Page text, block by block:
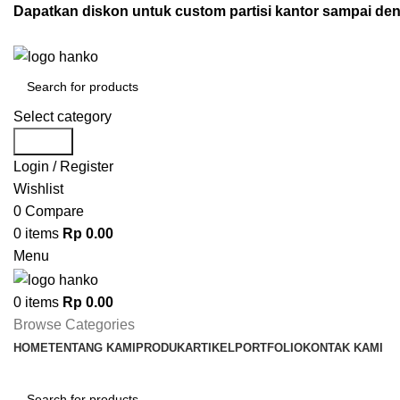
Dapatkan diskon untuk custom partisi kantor sampai
Select category
Login / Register
Wishlist
0 Compare
0 items Rp 0.00
Menu
0 items Rp 0.00
Browse Categories
HOMETENTANG KAMIPRODUKARTIKELPORTFOLIOKONTAK KAMI